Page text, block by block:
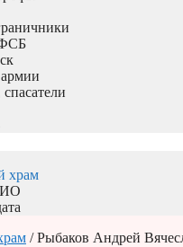
храм
ИО
/ Рыбаков Андрей